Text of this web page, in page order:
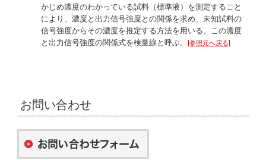
かじめ濃度のわかっている試料（標準液）を測定すること
により、濃度と出力信号強度との関係を求め、未知試料の
信号強度からその濃度を推定する方法を用いる。この濃度
と出力信号強度の関係式を検量線と呼ぶ。
[参照元へ戻る]
お問い合わせ